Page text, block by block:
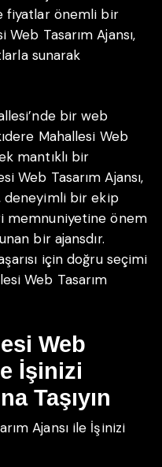
fiyatlar önemli bir
Tasarım Ajansı,
sunarak
bir web
Mahallesi Web
mantıklı bir
Web Tasarım Ajansı,
deneyimli bir ekip
memnuniyetine önem
bir ajansdır.
için doğru seçimi
Web Tasarım
Web
İşinizi
Taşıyın
Ajansı ile İşinizi